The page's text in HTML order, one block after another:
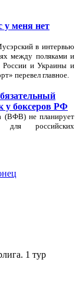
у меня нет
в интервью
между поляками и
России и Украины и
перевел главное.
у боксеров РФ
(ВФВ) не планирует
для российских
1 тур